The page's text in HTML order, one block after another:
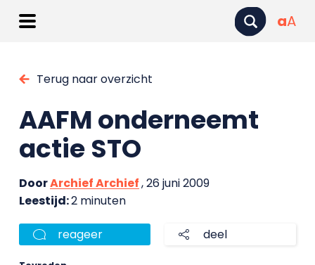
aA
Terug naar overzicht
AAFM onderneemt
actie STO
DoorArchief Archief, 26 juni 2009
Leestijd:2 minuten
reageer deel